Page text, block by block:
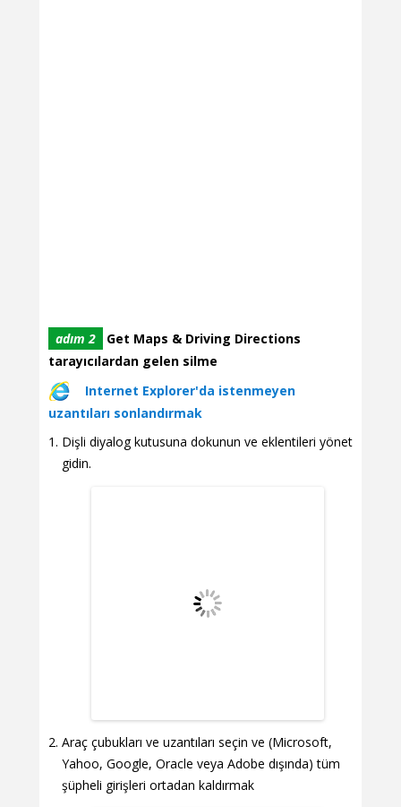
adım 2
Get Maps & Driving Directions
tarayıcılardan gelen silme
Internet Explorer'da istenmeyen
uzantıları sonlandırmak
Dişli diyalog kutusuna dokunun ve eklentileri yönet
gidin.
Araç çubukları ve uzantıları seçin ve (Microsoft,
Yahoo, Google, Oracle veya Adobe dışında) tüm
şüpheli girişleri ortadan kaldırmak